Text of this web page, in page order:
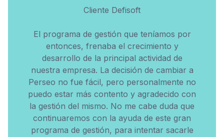
Cliente Defisoft
El programa de gestión que teníamos por
entonces, frenaba el crecimiento y
desarrollo de la principal actividad de
nuestra empresa. La decisión de cambiar a
Perseo no fue fácil, pero personalmente no
puedo estar más contento y agradecido con
la gestión del mismo. No me cabe duda que
continuaremos con la ayuda de este gran
programa de gestión, para intentar sacarle